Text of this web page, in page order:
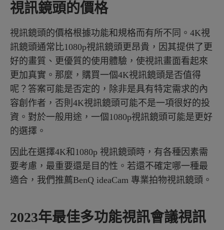
視訊鏡頭的價格
視訊鏡頭的價格根據功能和規格而有所不同。4K視
訊鏡頭通常比1080p視訊鏡頭更昂貴，因其提供了更
好的畫質、更優質的使用體驗，使視訊畫面看起來
更加真實。那麼，購買一個4K視訊鏡頭是否值得
呢？答案可能是否定的，除非是具有特定需求的內
容創作者，否則4K視訊鏡頭可能不是一項很好的投
資。對於一般用途，一個1080p視訊鏡頭可能是更好
的選擇。
因此在選擇4K和1080p 視訊鏡頭時，有各種因素需
要考慮，最重要還是目的性。若還不確定哪一種最
適合，我們推薦BenQ ideaCam 專業拍物視訊鏡頭。
2023年最佳多功能視訊會議視訊